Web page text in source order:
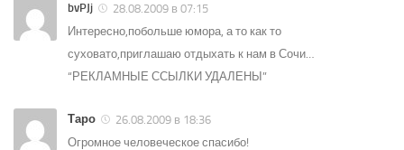
bvPJj
28.08.2009 в 07:15
Интересно,побольше юмора, а то как то
суховато,приглашаю отдыхать к нам в Сочи…
“РЕКЛАМНЫЕ ССЫЛКИ УДАЛЕНЫ”
Таро
26.08.2009 в 18:36
Огромное человеческое спасибо!